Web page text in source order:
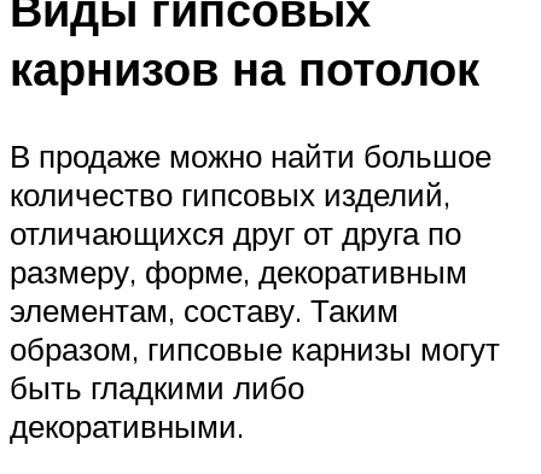
карнизов на потолок
В продаже можно найти большое
количество гипсовых изделий,
отличающихся друг от друга по
размеру, форме, декоративным
элементам, составу. Таким
образом, гипсовые карнизы могут
быть гладкими либо
декоративными.